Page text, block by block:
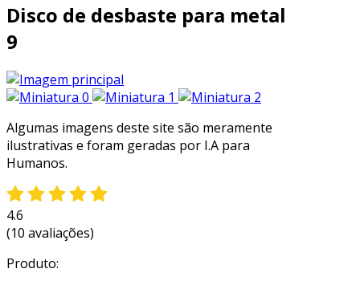
Disco de desbaste para metal
9
Algumas imagens deste site são meramente
ilustrativas e foram geradas por I.A para
Humanos.
4.6
(10 avaliações)
Produto: